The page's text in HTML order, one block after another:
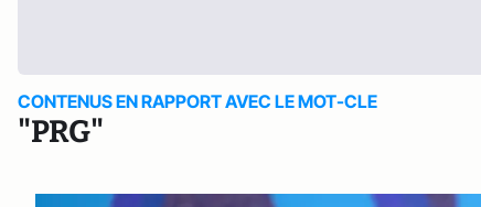
CONTENUS EN RAPPORT AVEC LE MOT-CLE
"PRG"